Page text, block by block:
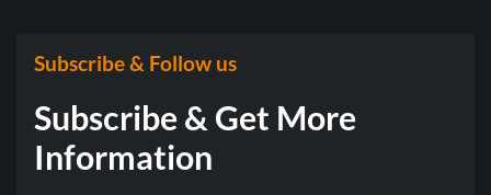
هوا، کاهش شدت نیروی کار،
Subscribe & Follow us
Subscribe & Get More
Information